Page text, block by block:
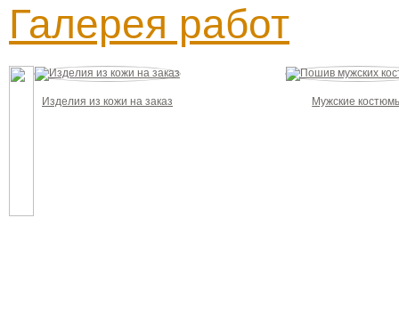
Галерея работ
Изделия из кожи на заказ Мужские